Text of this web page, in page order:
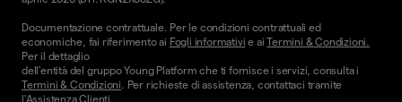
Documentazione contrattuale. Per le condizioni contrattuali ed
economiche, fai riferimento ai Fogli informativi e aiTermini & Condizioni.
Per il dettaglio
dell'entità del gruppo Young Platform che ti fornisce i servizi, consulta i
Termini & Condizioni . Per richieste di assistenza, contattaci tramite
l'Assistenza Clienti.